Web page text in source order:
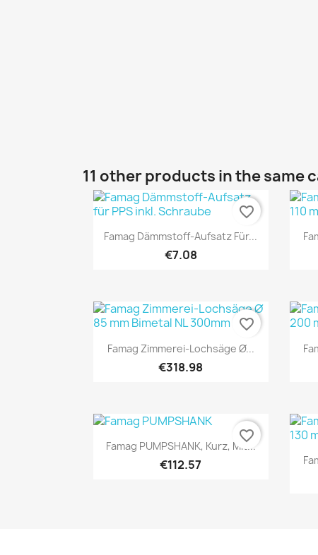
11 other products in the same
Quick view
Famag Dämmstoff-Aufsatz Für...
€7.08
favorite_border
Quick view
Famag Zimmerei-Lochsäge Ø...
€318.98
favorite_border
Quick view
Famag PUMPSHANK, Kurz, Mit...
€112.57
favorite_border